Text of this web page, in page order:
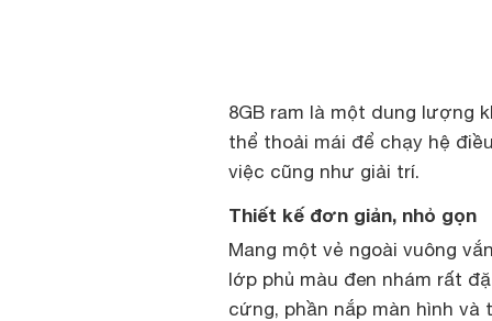
8GB ram là một dung lượng
thể thoải mái để chạy hệ
việc cũng như giải trí.
Thiết kế đơn giản, nhỏ gọn
Mang một vẻ ngoài vuông
lớp phủ màu đen nhám rất
cứng, phần nắp màn hình